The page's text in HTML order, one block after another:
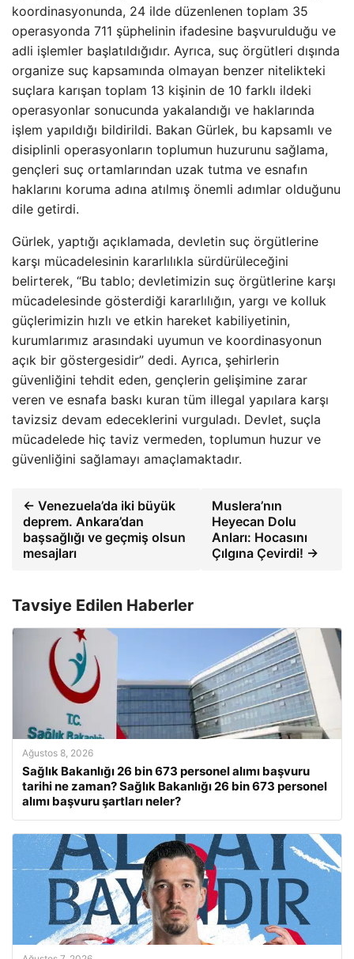
koordinasyonunda, 24 ilde düzenlenen toplam 35
operasyonda 711 şüphelinin ifadesine başvurulduğu ve
adli işlemler başlatıldığıdır. Ayrıca, suç örgütleri dışında
organize suç kapsamında olmayan benzer nitelikteki
suçlara karışan toplam 13 kişinin de 10 farklı ildeki
operasyonlar sonucunda yakalandığı ve haklarında
işlem yapıldığı bildirildi. Bakan Gürlek, bu kapsamlı ve
disiplinli operasyonların toplumun huzurunu sağlama,
gençleri suç ortamlarından uzak tutma ve esnafın
haklarını koruma adına atılmış önemli adımlar olduğunu
dile getirdi.
Gürlek, yaptığı açıklamada, devletin suç örgütlerine
karşı mücadelesinin kararlılıkla sürdürüleceğini
belirterek, “Bu tablo; devletimizin suç örgütlerine karşı
mücadelesinde gösterdiği kararlılığın, yargı ve kolluk
güçlerimizin hızlı ve etkin hareket kabiliyetinin,
kurumlarımız arasındaki uyumun ve koordinasyonun
açık bir göstergesidir” dedi. Ayrıca, şehirlerin
güvenliğini tehdit eden, gençlerin gelişimine zarar
veren ve esnafa baskı kuran tüm illegal yapılara karşı
tavizsiz devam edeceklerini vurguladı. Devlet, suçla
mücadelede hiç taviz vermeden, toplumun huzur ve
güvenliğini sağlamayı amaçlamaktadır.
← Venezuela’da iki büyük
deprem. Ankara’dan
başsağlığı ve geçmiş olsun
mesajları
Muslera’nın
Heyecan Dolu
Anları: Hocasını
Çılgına Çevirdi! →
Tavsiye Edilen Haberler
Ağustos 8, 2026
Sağlık Bakanlığı 26 bin 673 personel alımı başvuru
tarihi ne zaman? Sağlık Bakanlığı 26 bin 673 personel
alımı başvuru şartları neler?